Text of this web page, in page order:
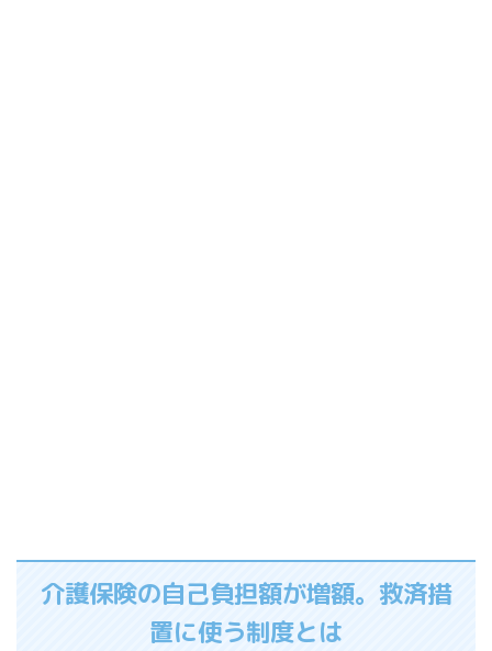
介護保険の自己負担額が増額。救済措
置に使う制度とは